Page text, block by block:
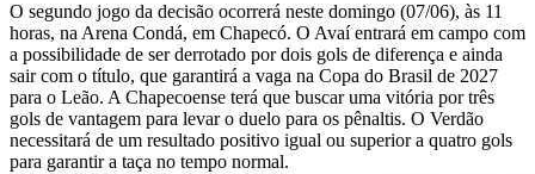
O segundo jogo da decisão ocorrerá neste domingo (07/06), às 11
horas, na Arena Condá, em Chapecó. O Avaí entrará em campo com
a possibilidade de ser derrotado por dois gols de diferença e ainda
sair com o título, que garantirá a vaga na Copa do Brasil de 2027
para o Leão. A Chapecoense terá que buscar uma vitória por três
gols de vantagem para levar o duelo para os pênaltis. O Verdão
necessitará de um resultado positivo igual ou superior a quatro gols
para garantir a taça no tempo normal.